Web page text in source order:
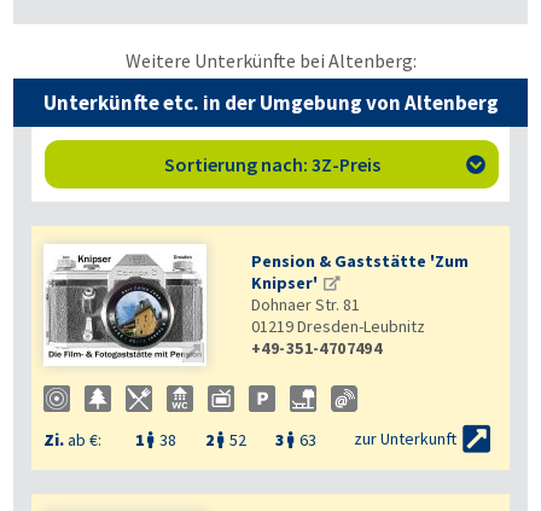
Weitere Unterkünfte bei Altenberg:
Unterkünfte etc. in der Umgebung von Altenberg
Sortierung nach: 3Z-Preis 

Pension & Gaststätte 'Zum
Knipser'
Dohnaer Str. 81
01219Dresden-Leubnitz
+49-351-4707494
Zi.ab €: 1  38 2  52 3  63 zur Unterkunft 